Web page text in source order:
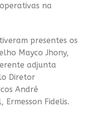
na
presentes os
Mayco Jhony,
adjunta
Diretor
André
Ermesson Fidelis.